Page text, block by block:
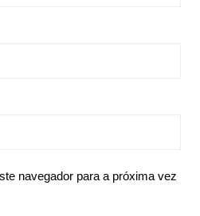
navegador para a próxima vez